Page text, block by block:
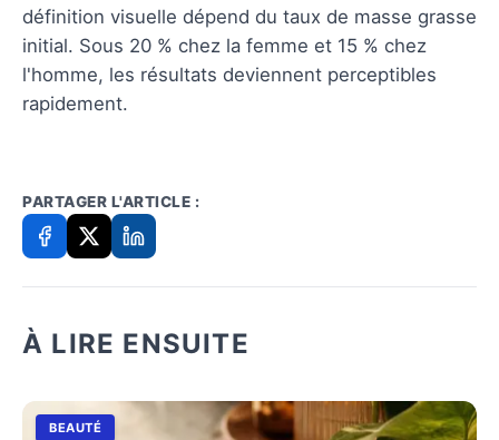
définition visuelle dépend du taux de masse grasse
initial. Sous 20 % chez la femme et 15 % chez
l'homme, les résultats deviennent perceptibles
rapidement.
PARTAGER L'ARTICLE :
À LIRE ENSUITE
BEAUTÉ